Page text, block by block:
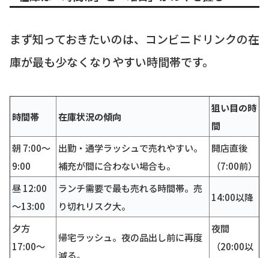
まず知っておきたいのは、コンビニドリンクの在
庫が最も少なくなりやすい時間帯です。
時間帯 在庫状況の傾向
狙い目の時
間
朝 7:00～
9:00
出勤・通学ラッシュで売れやすい。
補充が間に合わない場合も。
開店直後
（7:00前）
昼 12:00
～13:00
ランチ需要で最も売れる時間帯。売
り切れリスク大。
14:00以降
夕方
17:00～
帰宅ラッシュ。夜の品出し前に再度
減る。
夜間
（20:00以